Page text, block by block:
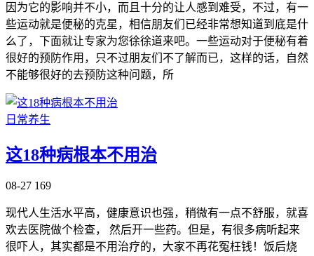
因为它的影响并不小，而且十分的让人感到难受，不过，有一
些运动就是便秘的克星，相信朋友们已经非常想知道到底是什
么了，下面就让专家为您徐徐道来吧。一些运动对于便秘有着
很好的预防作用，只不过朋友们不了解而已，这样的话，自然
不能够很好的去预防这种问题，所
日常养生
这18种病根本不用治
08-27 169
现代人生活水平高，健康意识也强，稍微有一点不舒服，就喜
欢去医院做个检查， 然后开一些药。但是，有很多病听起来
很吓人，其实都是不用治疗的，大家不再花冤枉钱！饭后烧